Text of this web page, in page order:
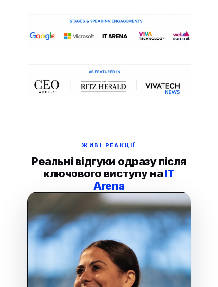
ЖИВІ РЕАКЦІЇ
Реальні відгуки одразу після
ключового виступу на IT
Arena